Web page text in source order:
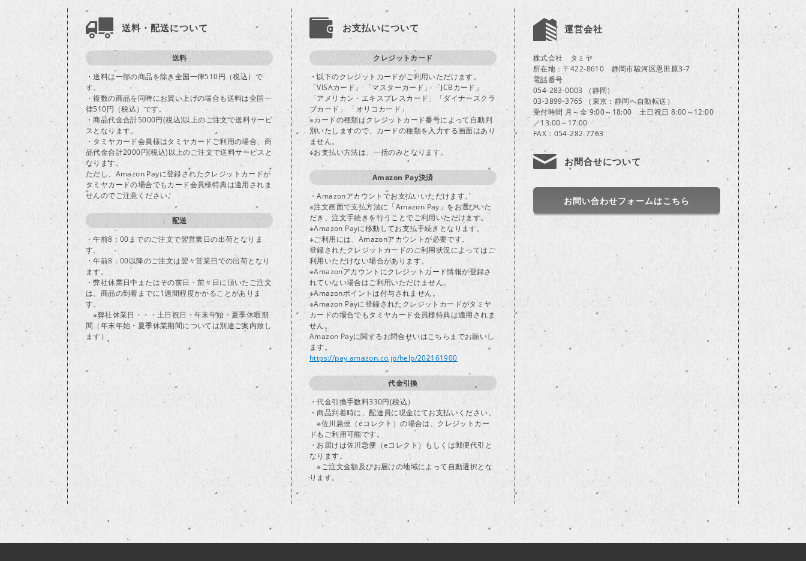
送料・配送について
送料
・送料は一部の商品を除き全国一律510円（税込）で
す。
・複数の商品を同時にお買い上げの場合も送料は全国一
律510円（税込）です。
・商品代金合計5000円(税込)以上のご注文で送料サービ
スとなります。
・タミヤカード会員様はタミヤカードご利用の場合、商
品代金合計2000円(税込)以上のご注文で送料サービスと
なります。
ただし、Amazon Payに登録されたクレジットカードが
タミヤカードの場合でもカード会員様特典は適用されま
せんのでご注意ください。
配送
・午前8：00までのご注文で翌営業日の出荷となりま
す。
・午前8：00以降のご注文は翌々営業日での出荷となり
ます。
・弊社休業日中またはその前日・前々日に頂いたご注文
は、商品の到着までに1週間程度かかることがありま
す。
※弊社休業日・・・土日祝日・年末年始・夏季休暇期
間（年末年始・夏季休業期間については別途ご案内致し
ます）
お支払いについて
クレジットカード
・以下のクレジットカードがご利用いただけます。
「VISAカード」 「マスターカード」 「JCBカード」
「アメリカン・エキスプレスカード」「ダイナースクラ
ブカード」 「オリコカード」
※カードの種類はクレジットカード番号によって自動判
別いたしますので、カードの種類を入力する画面はあり
ません。
※お支払い方法は、一括のみとなります。
Amazon Pay決済
・Amazonアカウントでお支払いいただけます。
※注文画面で支払方法に「Amazon Pay」をお選びいた
だき、注文手続きを行うことでご利用いただけます。
※Amazon Payに移動してお支払手続きとなります。
※ご利用には、Amazonアカウントが必要です。
登録されたクレジットカードのご利用状況によってはご
利用いただけない場合があります。
※Amazonアカウントにクレジットカード情報が登録さ
れていない場合はご利用いただけません。
※Amazonポイントは付与されません。
※Amazon Payに登録されたクレジットカードがタミヤ
カードの場合でもタミヤカード会員様特典は適用されま
せん。
Amazon Payに関するお問合せいはこちらまでお願いし
ます。
https://pay.amazon.co.jp/help/202161900
代金引換
・代金引換手数料330円(税込）
・商品到着時に、配達員に現金にてお支払いください。
※佐川急便（eコレクト）の場合は、クレジットカー
ドもご利用可能です。
・お届けは佐川急便（eコレクト）もしくは郵便代引と
なります。
※ご注文金額及びお届けの地域によって自動選択とな
ります。
運営会社
株式会社 タミヤ
所在地：〒422-8610 静岡市駿河区恩田原3-7
電話番号
054-283-0003 （静岡）
03-3899-3765 （東京：静岡へ自動転送）
受付時間 月～金 9:00～18:00 土日祝日 8:00～12:00
／13:00～17:00
FAX：054-282-7763
お問合せについて
お問い合わせフォームはこちら